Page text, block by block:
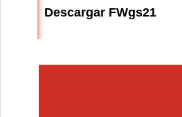
Descargar FWgs21